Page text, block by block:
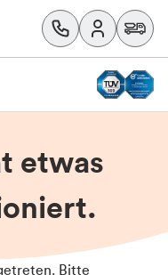
etwas
Bitte